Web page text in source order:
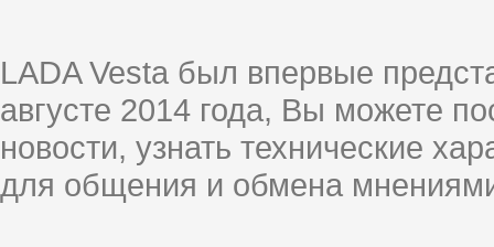
LADA Vesta был впервые
августе 2014 года, Вы можете
новости, узнать технические
для общения и обмена